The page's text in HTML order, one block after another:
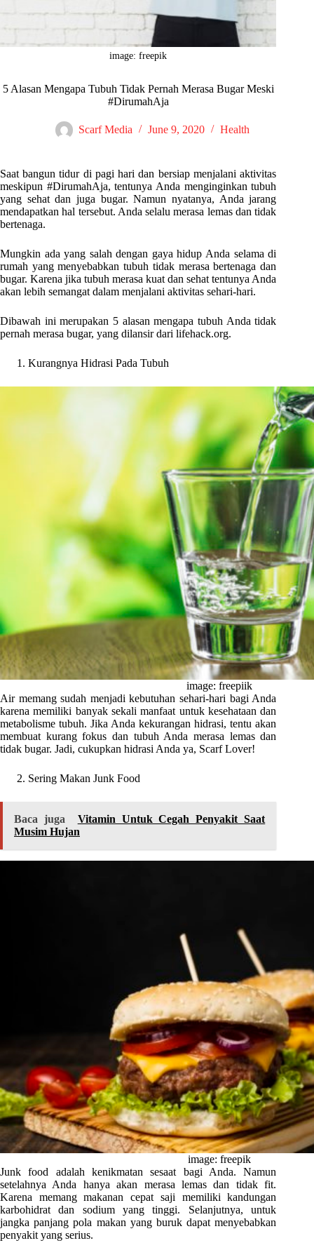
image: freepik
5 Alasan Mengapa Tubuh Tidak Pernah Merasa Bugar Meski
#DirumahAja
Scarf Media June 9, 2020 Health
Saat bangun tidur di pagi hari dan bersiap menjalani aktivitas
meskipun #DirumahAja, tentunya Anda menginginkan tubuh
yang sehat dan juga bugar. Namun nyatanya, Anda jarang
mendapatkan hal tersebut. Anda selalu merasa lemas dan tidak
bertenaga.
Mungkin ada yang salah dengan gaya hidup Anda selama di
rumah yang menyebabkan tubuh tidak merasa bertenaga dan
bugar. Karena jika tubuh merasa kuat dan sehat tentunya Anda
akan lebih semangat dalam menjalani aktivitas sehari-hari.
Dibawah ini merupakan 5 alasan mengapa tubuh Anda tidak
pernah merasa bugar, yang dilansir dari lifehack.org.
Kurangnya Hidrasi Pada Tubuh
image: freepiik
Air memang sudah menjadi kebutuhan sehari-hari bagi Anda
karena memiliki banyak sekali manfaat untuk kesehataan dan
metabolisme tubuh. Jika Anda kekurangan hidrasi, tentu akan
membuat kurang fokus dan tubuh Anda merasa lemas dan
tidak bugar. Jadi, cukupkan hidrasi Anda ya, Scarf Lover!
Sering Makan Junk Food
Baca juga
Vitamin Untuk Cegah Penyakit Saat
Musim Hujan
image: freepik
Junk food adalah kenikmatan sesaat bagi Anda. Namun
setelahnya Anda hanya akan merasa lemas dan tidak fit.
Karena memang makanan cepat saji memiliki kandungan
karbohidrat dan sodium yang tinggi. Selanjutnya, untuk
jangka panjang pola makan yang buruk dapat menyebabkan
penyakit yang serius.